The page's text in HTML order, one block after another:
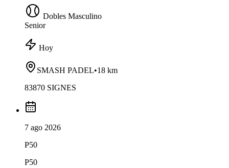
Dobles Masculino
Senior
Hoy
SMASH PADEL•18 km
83870 SIGNES
7 ago 2026
P50
P50